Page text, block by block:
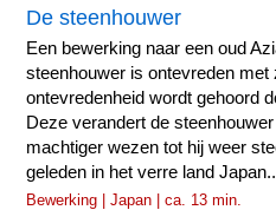
De steenhouwer
Een bewerking naar een oud
steenhouwer is ontevreden met
ontevredenheid wordt gehoord
Deze verandert de
machtiger wezen tot hij weer
geleden in het verre land
Bewerking | Japan | ca. 13 min.